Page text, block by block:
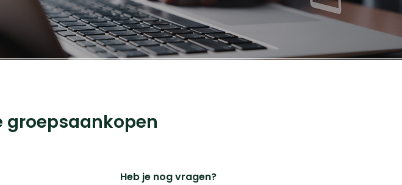
groepsaankopen
Heb je nog vragen?